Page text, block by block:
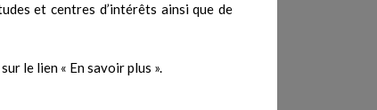
et centres d’intérêts ainsi que de
le lien « En savoir plus ».